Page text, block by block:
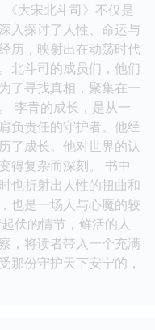
仪式成功，整个大宋江
的成员们必须赶在教
这场灾难的发生。这是
也是李青和他的伙伴
将以凡人之躯，对抗神
，守护这片土地上的一
大宋北斗司》不仅是
入探讨了人性、命运与
历，映射出在动荡时代
北斗司的成员们，他们
了寻找真相，聚集在一
李青的成长，是从一
负责任的守护者。他经
了成长。他对世界的认
得复杂而深刻。 书中